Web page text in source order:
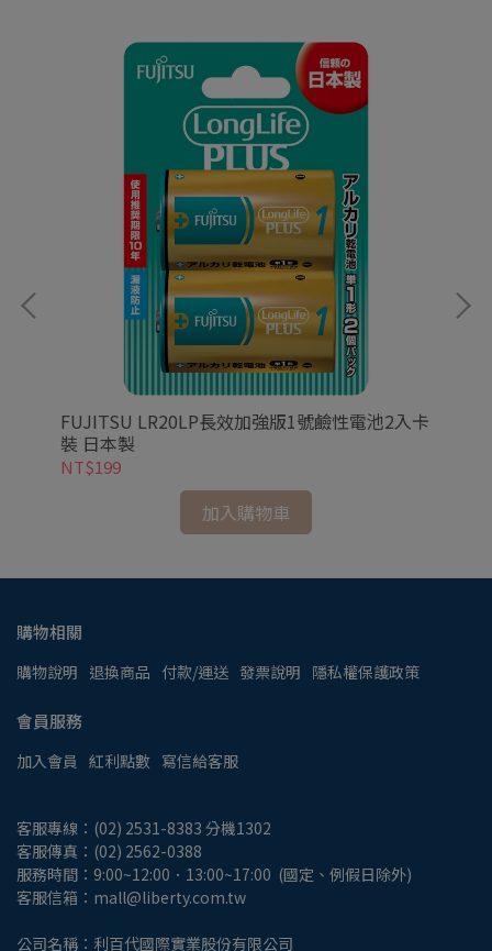
FUJITSU LR20LP長效加強版1號鹼性電池2入卡
裝 日本製
NT$199
加入購物車
購物相關
購物說明 退換商品 付款/運送 發票說明 隱私權保護政策
會員服務
加入會員 紅利點數 寫信給客服
客服專線：(02) 2531-8383 分機1302
客服傳真：(02) 2562-0388
服務時間：9:00~12:00．13:00~17:00  (國定、例假日除外)
客服信箱：mall@liberty.com.tw
公司名稱：利百代國際實業股份有限公司